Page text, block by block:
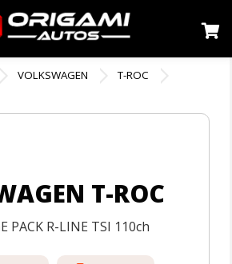
VOLKSWAGEN T-ROC
T-ROC
PACK R-LINE TSI 110ch